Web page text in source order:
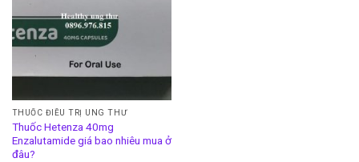
THUỐC ĐIỀU TRỊ UNG THƯ
Thuốc Hetenza 40mg
Enzalutamide giá bao nhiêu mua ở
đâu?